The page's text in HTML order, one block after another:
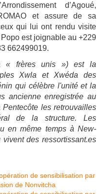
d’Agoué,
et assure de sa
qui lui ont rendu visite
est joignable au +229
662499019.
« frères unis ») est la
Xwla et Xwéda des
qui célèbre l'unité et la
ancienne enregistrée au
les retrouvailles
de la structure. Les
en même temps à New-
des ressortissant.es